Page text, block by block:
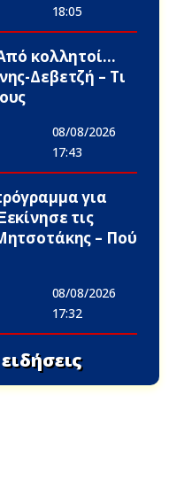
18:05
κολλητοί…
Δεβετζή – Τι
08/08/2026
17:43
για
τις
– Πού
08/08/2026
17:32